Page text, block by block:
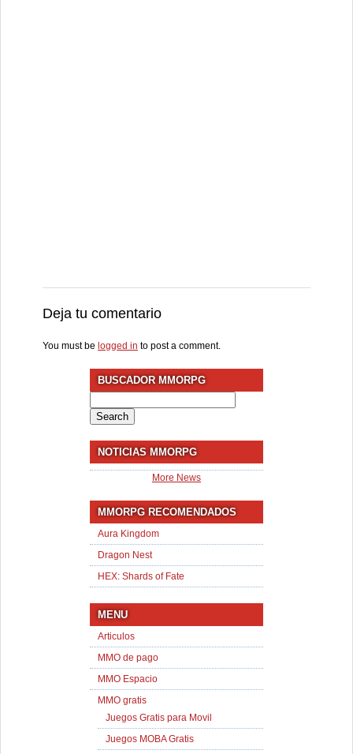
Deja tu comentario
You must be logged in to post a comment.
BUSCADOR MMORPG
for:
NOTICIAS MMORPG
More News
MMORPG RECOMENDADOS
Aura Kingdom
Dragon Nest
HEX: Shards of Fate
MENU
Articulos
MMO de pago
MMO Espacio
MMO gratis
Juegos Gratis para Movil
Juegos MOBA Gratis